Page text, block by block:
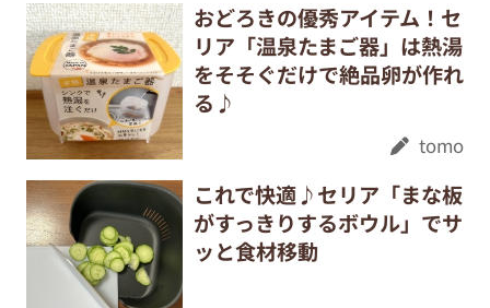
おどろきの優秀アイテム！セ
リア「温泉たまご器」は熱湯
をそそぐだけで絶品卵が作れ
る♪
tomo
これで快適♪セリア「まな板
がすっきりするボウル」でサ
ッと食材移動